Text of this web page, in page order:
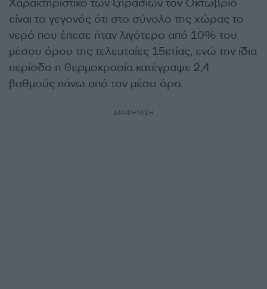
Χαρακτηριστικό των ξηρασιών τον Οκτώβριο
είναι το γεγονός ότι στο σύνολο της χώρας το
νερό που έπεσε ήταν λιγότερο από 10% του
μέσου όρου της τελευταίες 15ετίας, ενώ την ίδια
περίοδο η θερμοκρασία κατέγραψε 2,4
βαθμούς πάνω από τον μέσο όρο.
ΔΙΑΦΗΜΙΣΗ